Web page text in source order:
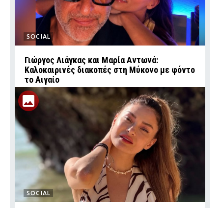
SOCIAL
Γιώργος Λιάγκας και Μαρία Αντωνά:
Καλοκαιρινές διακοπές στη Μύκονο με φόντο
το Αιγαίο
SOCIAL